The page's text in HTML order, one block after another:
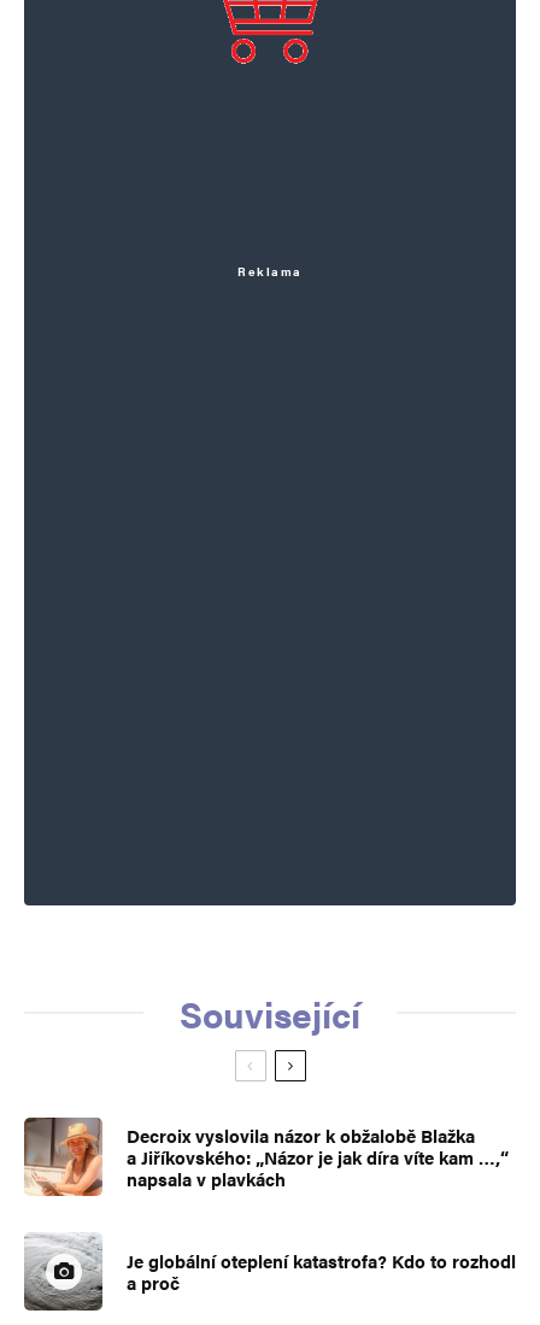
Reklama
Související
Decroix vyslovila názor k obžalobě Blažka
a Jiříkovského: „Názor je jak díra víte kam …,“
napsala v plavkách
Je globální oteplení katastrofa? Kdo to rozhodl
a proč